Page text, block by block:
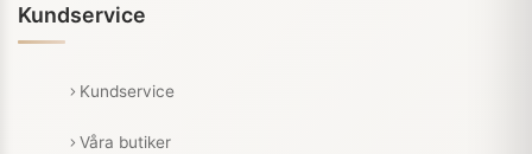
Kundservice
Kundservice
Våra butiker